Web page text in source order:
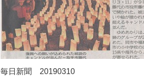
毎日新聞 20190310